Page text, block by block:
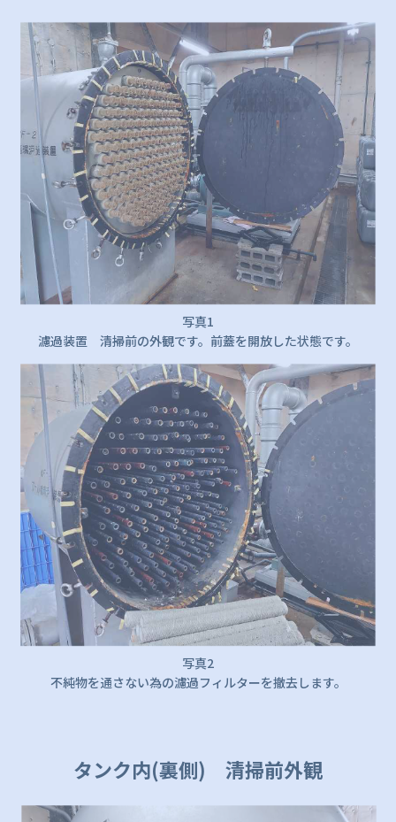
写真1
濾過装置 清掃前の外観です。前蓋を開放した状態です。
写真2
不純物を通さない為の濾過フィルターを撤去します。
タンク内(裏側) 清掃前外観